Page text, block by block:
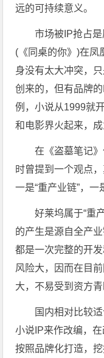
远的可持续意义。
市场被IP抢占
(《同桌的你》)在凤
身没有太大冲突，
创来的，但有品牌
例，小说从1999就
和电影界火起来，成
在《盗墓笔记
时曾提到一个观点，
一是“重产业链”，一
好莱坞属于“重
的产生是源自全产
都是一次完整的开
风险大，因而在目
大，不易受到资方青
国内相对比较
小说IP来作改编，
按照品牌化打造，